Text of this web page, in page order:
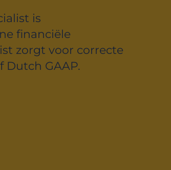
is
financiële
zorgt voor correcte
Dutch GAAP.